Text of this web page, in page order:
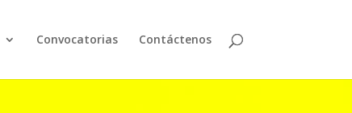
Convocatorias Contáctenos